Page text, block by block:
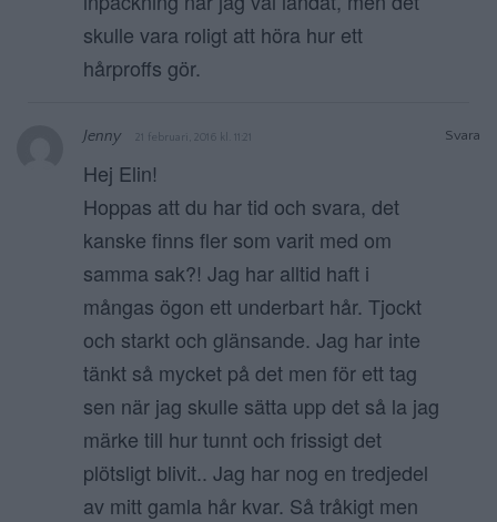
skulle vara roligt att höra hur ett
hårproffs gör.
Svara
Jenny 21 februari, 2016 kl. 11:21
Hej Elin!
Hoppas att du har tid och svara, det
kanske finns fler som varit med om
samma sak?! Jag har alltid haft i
mångas ögon ett underbart hår. Tjockt
och starkt och glänsande. Jag har inte
tänkt så mycket på det men för ett tag
sen när jag skulle sätta upp det så la jag
märke till hur tunnt och frissigt det
plötsligt blivit.. Jag har nog en tredjedel
av mitt gamla hår kvar. Så tråkigt men